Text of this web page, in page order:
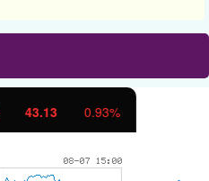
11.37 1.01%